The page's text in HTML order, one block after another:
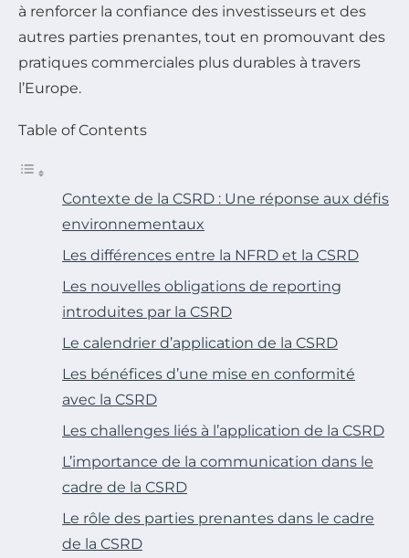
à renforcer la confiance des investisseurs et des
autres parties prenantes, tout en promouvant des
pratiques commerciales plus durables à travers
l’Europe.
Table of Contents
Contexte de la CSRD : Une réponse aux défis
environnementaux
Les différences entre la NFRD et la CSRD
Les nouvelles obligations de reporting
introduites par la CSRD
Le calendrier d’application de la CSRD
Les bénéfices d’une mise en conformité
avec la CSRD
Les challenges liés à l’application de la CSRD
L’importance de la communication dans le
cadre de la CSRD
Le rôle des parties prenantes dans le cadre
de la CSRD